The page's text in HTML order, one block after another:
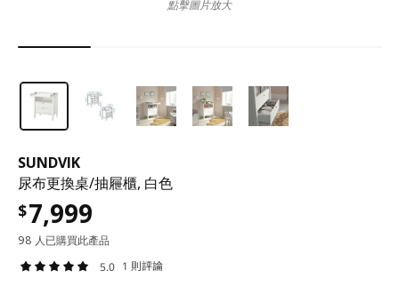
SUNDVIK
尿布更換桌/抽屜櫃, 白色
$7,999
98 人已購買此產品
5.0 1 則評論
點擊圖片放大